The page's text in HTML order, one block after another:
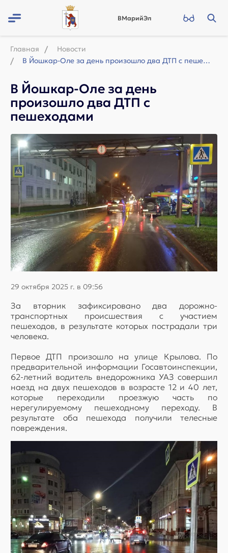
ВМарийЭл
Главная
Новости
В Йошкар-Оле за день произошло два ДТП с пешеходами
В Йошкар-Оле за день
произошло два ДТП с
пешеходами
29 октября 2025 г. в 09:56
За вторник зафиксировано два дорожно-
транспортных происшествия с участием
пешеходов, в результате которых пострадали три
человека.
Первое ДТП произошло на улице Крылова. По
предварительной информации Госавтоинспекции,
62-летний водитель внедорожника УАЗ совершил
наезд на двух пешеходов в возрасте 12 и 40 лет,
которые переходили проезжую часть по
нерегулируемому пешеходному переходу. В
результате оба пешехода получили телесные
повреждения.